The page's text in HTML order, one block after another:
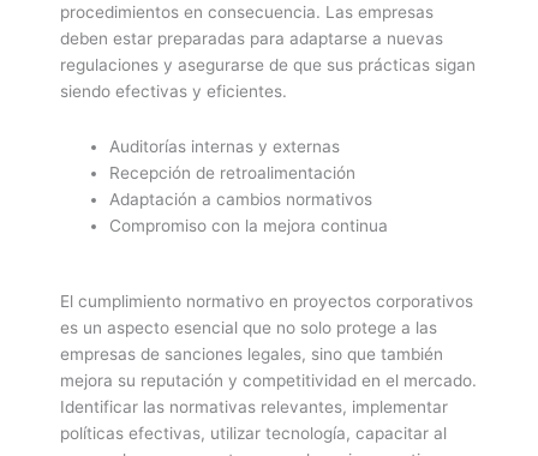
procedimientos en consecuencia. Las empresas
deben estar preparadas para adaptarse a nuevas
regulaciones y asegurarse de que sus prácticas sigan
siendo efectivas y eficientes.
Auditorías internas y externas
Recepción de retroalimentación
Adaptación a cambios normativos
Compromiso con la mejora continua
El cumplimiento normativo en proyectos corporativos
es un aspecto esencial que no solo protege a las
empresas de sanciones legales, sino que también
mejora su reputación y competitividad en el mercado.
Identificar las normativas relevantes, implementar
políticas efectivas, utilizar tecnología, capacitar al